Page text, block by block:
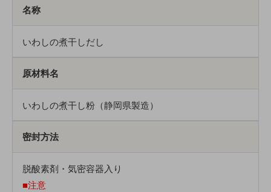
名称
いわしの煮干しだし
原材料名
いわしの煮干し粉（静岡県製造）
密封方法
脱酸素剤・気密容器入り
■注意